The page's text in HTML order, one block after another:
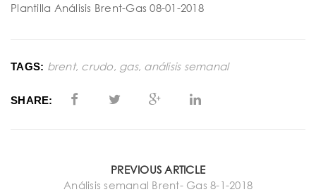
Plantilla Análisis Brent-Gas 08-01-2018
TAGS: brent, crudo, gas, análisis semanal
SHARE:
PREVIOUS ARTICLE
Análisis semanal Brent- Gas 8-1-2018